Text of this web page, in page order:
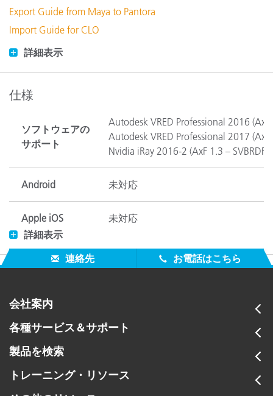
Export Guide from Maya to Pantora
Import Guide for CLO
詳細表示
仕様
ソフトウェアの
サポート
Autodesk VRED Professional 2016 (AxF
Autodesk VRED Professional 2017
Nvidia iRay 2016-2 (AxF 1.3 – SVBRDF
Android 未対応
Apple iOS 未対応
使用可能なディ
スク領域
1 TB 以上の空き容量
Android 装置と
iOS 装置との互
詳細表示
連絡先
お電話はこちら
会社案内
各種サービス＆サポート
製品を検索
トレーニング・リソース